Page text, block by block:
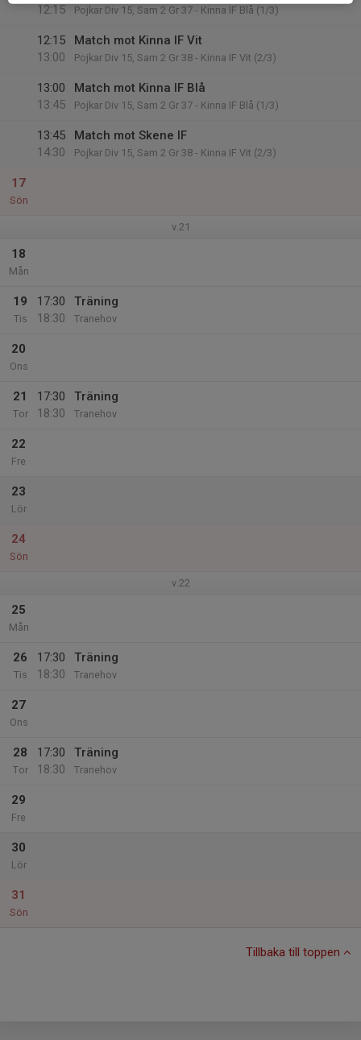
12:15
Pojkar Div 15, Sam 2 Gr 37 - Kinna IF Blå (1/3)
12:15
13:00
Match mot Kinna IF Vit
Pojkar Div 15, Sam 2 Gr 38 - Kinna IF Vit (2/3)
13:00
13:45
Match mot Kinna IF Blå
Pojkar Div 15, Sam 2 Gr 37 - Kinna IF Blå (1/3)
13:45
14:30
Match mot Skene IF
Pojkar Div 15, Sam 2 Gr 38 - Kinna IF Vit (2/3)
17
Sön
v.21
18
Mån
19
Tis
17:30
18:30
Träning
Tranehov
20
Ons
21
Tor
17:30
18:30
Träning
Tranehov
22
Fre
23
Lör
24
Sön
v.22
25
Mån
26
Tis
17:30
18:30
Träning
Tranehov
27
Ons
28
Tor
17:30
18:30
Träning
Tranehov
29
Fre
30
Lör
31
Sön
Tillbaka till toppen